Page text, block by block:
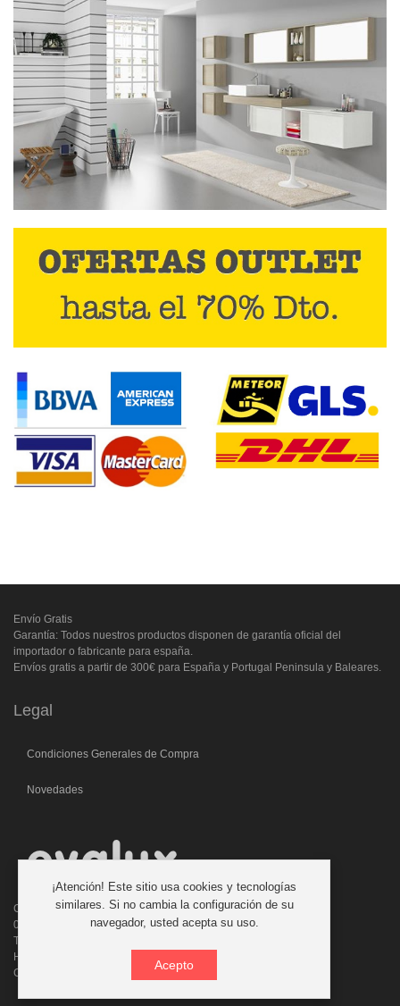
Envío Gratis
Garantía: Todos nuestros productos disponen de garantía oficial del
importador o fabricante para españa.
Envíos gratis a partir de 300€ para España y Portugal Peninsula y Baleares.
Legal
Condiciones Generales de Compra
Novedades
C/. Laforja, 46
08006 BARCELONA (ESPAÑA)
Teléfono: 933 210 593 - 619 711 900
Horario atencion telefonica: 9:00 a 14:00 Tardes con cita previa
Consultas:evalux@evalux.com
¡Atención! Este sitio usa cookies y tecnologías
similares. Si no cambia la configuración de su
navegador, usted acepta su uso.
Acepto